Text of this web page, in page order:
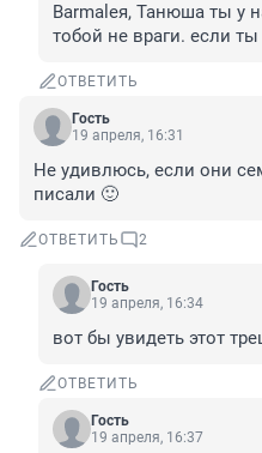
Barmaleя, Танюша ты у
тобой не враги. если
ОТВЕТИТЬ
Гость
19 апреля, 16:31
Не удивлюсь, если они
писали 🙂
ОТВЕТИТЬ 2
Гость
19 апреля, 16:34
вот бы увидеть этот
ОТВЕТИТЬ
Гость
19 апреля, 16:37